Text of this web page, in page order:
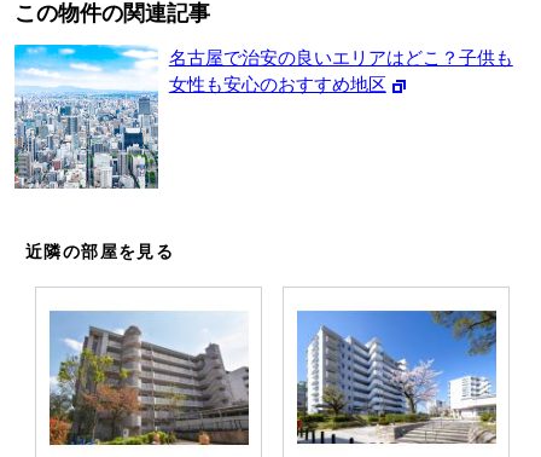
この物件の関連記事
名古屋で治安の良いエリアはどこ？子供も
女性も安心のおすすめ地区
近隣の部屋を見る